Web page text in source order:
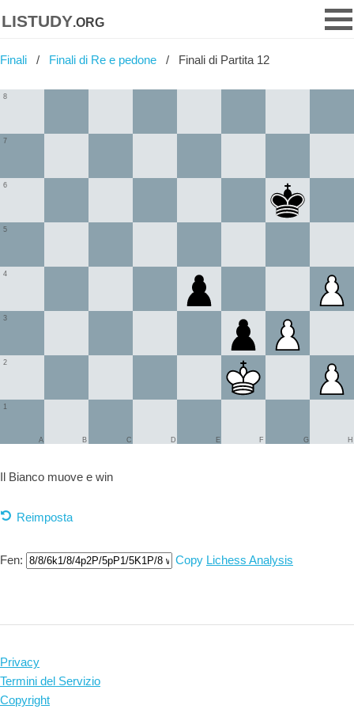
listudy.org
Finali Finali di Re e pedone Finali di Partita 12
1
2
3
4
5
6
7
8
A B C D E F G H
Il Bianco muove e win
Reimposta
Fen: Copy Lichess Analysis
Privacy
Termini del Servizio
Copyright